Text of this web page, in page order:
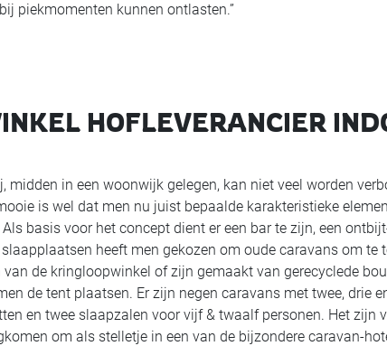
piekmomenten kunnen ontlasten.”
HOFLEVERANCIER
midden in een woonwijk gelegen, kan niet veel worden
is wel dat men nu juist bepaalde karakteristieke
basis voor het concept dient er een bar te zijn, een
heeft men gekozen om oude caravans om te
de kringloopwinkel of zijn gemaakt van gerecyclede
de tent plaatsen. Er zijn negen caravans met twee, drie
en twee slaapzalen voor vijf & twaalf personen. Het zijn
om als stelletje in een van de bijzondere caravan-